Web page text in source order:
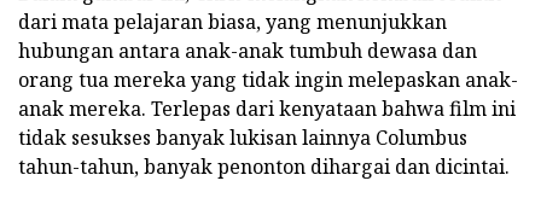
dari mata pelajaran biasa, yang menunjukkan
hubungan antara anak-anak tumbuh dewasa dan
orang tua mereka yang tidak ingin melepaskan anak-
anak mereka. Terlepas dari kenyataan bahwa film ini
tidak sesukses banyak lukisan lainnya Columbus
tahun-tahun, banyak penonton dihargai dan dicintai.